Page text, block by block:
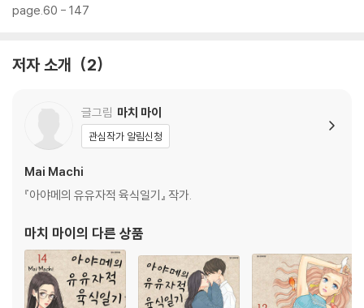
page.60 - 147
저자 소개 2
글그림 마치 마이
관심작가 알림신청
Mai Machi
『아야메의 유유자적 육식일기』 작가.
마치 마이 의 다른 상품